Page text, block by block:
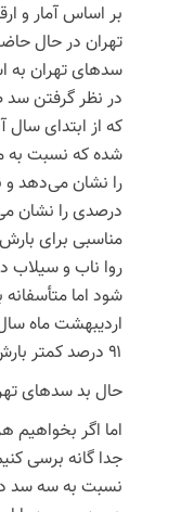
بر اساس آمار و
سدهای تهران به
درصدی را نشان
مناسبی برای
روا ناب و
شود اما
اردیبهشت ماه
۹۱ درصد کمتر بارش ثبت شده است.
حال بد سدهای
اما اگر بخواهیم
جدا گانهبرسی